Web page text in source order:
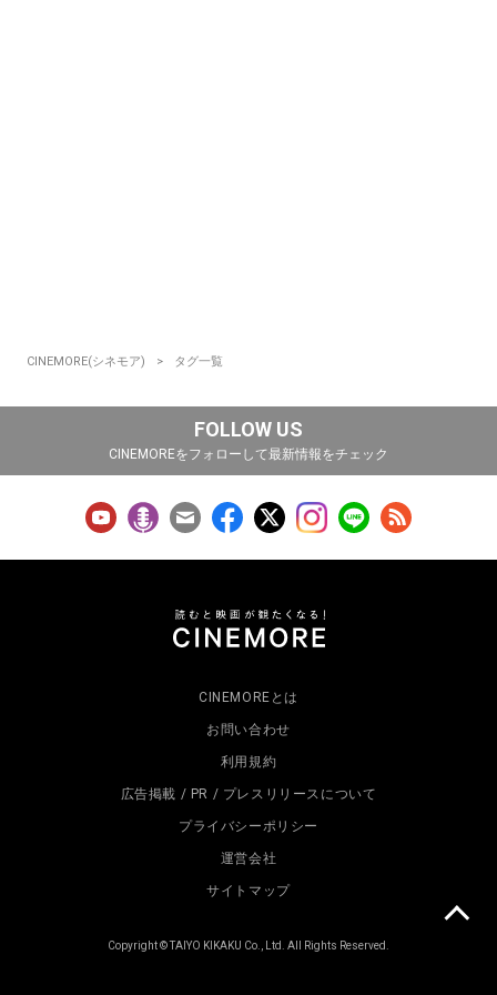
CINEMORE(シネモア) タグ一覧
FOLLOW US
CINEMOREをフォローして最新情報をチェック
CINEMOREとは
お問い合わせ
利用規約
広告掲載 / PR / プレスリリースについて
プライバシーポリシー
運営会社
サイトマップ
Copyright © TAIYO KIKAKU Co., Ltd. All Rights Reserved.